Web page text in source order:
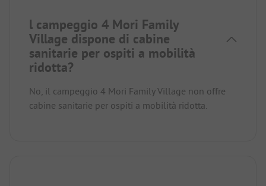
l campeggio 4 Mori Family
Village dispone di cabine
sanitarie per ospiti a mobilità
ridotta?
No, il campeggio 4 Mori Family Village non offre
cabine sanitarie per ospiti a mobilità ridotta.